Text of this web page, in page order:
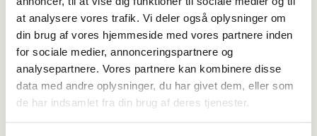
at analysere vores trafik. Vi deler også oplysninger om
din brug af vores hjemmeside med vores partnere inden
for sociale medier, annonceringspartnere og
analysepartnere. Vores partnere kan kombinere disse
data med andre oplysninger, du har givet dem, eller som
de har indsamlet fra din brug af deres tjenester.